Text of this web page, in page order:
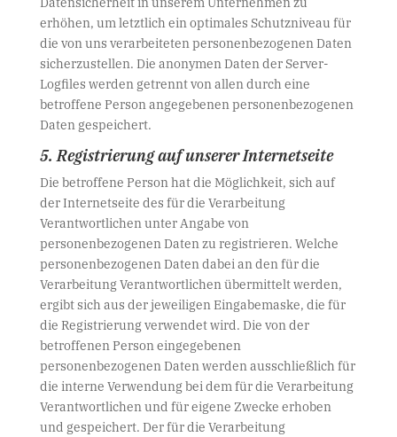
erhöhen, um letztlich ein optimales Schutzniveau für
die von uns verarbeiteten personenbezogenen Daten
sicherzustellen. Die anonymen Daten der Server-
Logfiles werden getrennt von allen durch eine
betroffene Person angegebenen personenbezogenen
Daten gespeichert.
5. Registrierung auf unserer Internetseite
Die betroffene Person hat die Möglichkeit, sich auf
der Internetseite des für die Verarbeitung
Verantwortlichen unter Angabe von
personenbezogenen Daten zu registrieren. Welche
personenbezogenen Daten dabei an den für die
Verarbeitung Verantwortlichen übermittelt werden,
ergibt sich aus der jeweiligen Eingabemaske, die für
die Registrierung verwendet wird. Die von der
betroffenen Person eingegebenen
personenbezogenen Daten werden ausschließlich für
die interne Verwendung bei dem für die Verarbeitung
Verantwortlichen und für eigene Zwecke erhoben
und gespeichert. Der für die Verarbeitung